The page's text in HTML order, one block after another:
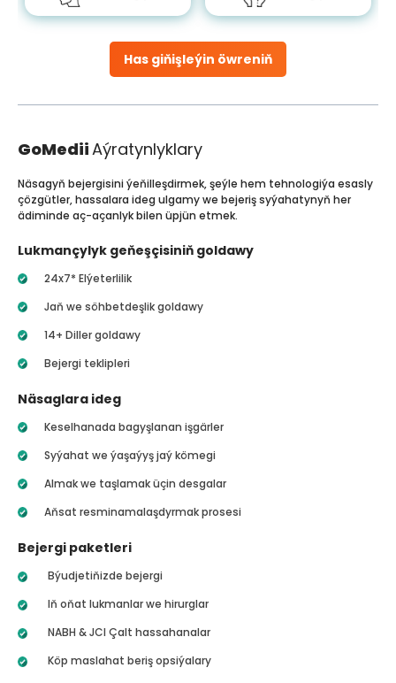
Has giňişleýin öwreniň
GoMediiAýratynlyklary
Näsagyň bejergisini ýeňilleşdirmek, şeýle hem tehnologiýa esasly
çözgütler, hassalara ideg ulgamy we bejeriş syýahatynyň her
ädiminde aç-açanlyk bilen üpjün etmek.
Lukmançylyk geňeşçisiniň goldawy
24x7* Elýeterlilik
Jaň we söhbetdeşlik goldawy
14+ Diller goldawy
Bejergi teklipleri
Näsaglara ideg
Keselhanada bagyşlanan işgärler
Syýahat we ýaşaýyş jaý kömegi
Almak we taşlamak üçin desgalar
Aňsat resminamalaşdyrmak prosesi
Bejergi paketleri
Býudjetiňizde bejergi
Iň oňat lukmanlar we hirurglar
NABH & JCI Çalt hassahanalar
Köp maslahat beriş opsiýalary